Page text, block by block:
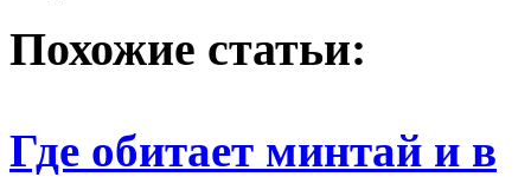
Похожие статьи:
Где обитает минтай и в